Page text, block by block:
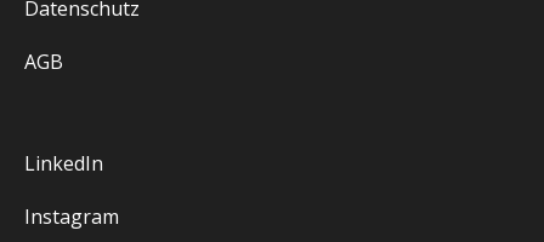
Datenschutz
AGB
LinkedIn
Instagram